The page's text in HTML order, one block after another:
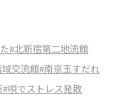
#北新宿第二地流館
交流館#南京玉すだれ
#唄でストレス発散